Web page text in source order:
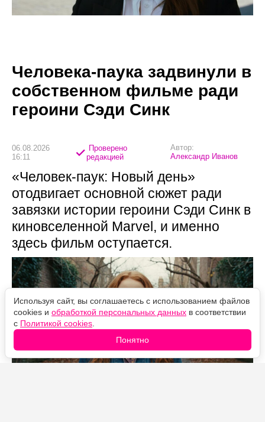
Человека-паука задвинули в
собственном фильме ради
героини Сэди Синк
06.08.2026
16:11
Проверено
редакцией
Автор:
Александр Иванов
«Человек-паук: Новый день»
отодвигает основной сюжет ради
завязки истории героини Сэди Синк в
киновселенной Marvel, и именно
здесь фильм оступается.
Используя сайт, вы соглашаетесь с использованием файлов
cookies и обработкой персональных данных в соответствии
с Политикой cookies
Понятно